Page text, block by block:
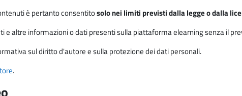
è pertanto consentitosolo nei limiti previsti dalla legge o dalla
e altre informazioni o dati presenti sulla piattaforma elearning senza il
sul diritto d'autore e sulla protezione dei dati personali.
.